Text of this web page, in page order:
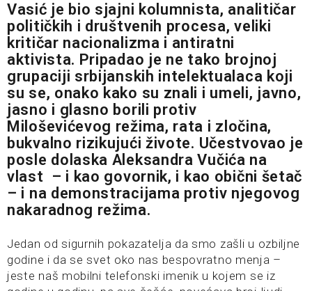
Vasić je bio sjajni kolumnista, analitičar
političkih i društvenih procesa, veliki
kritičar nacionalizma i antiratni
aktivista. Pripadao je ne tako brojnoj
grupaciji srbijanskih intelektualaca koji
su se, onako kako su znali i umeli, javno,
jasno i glasno borili protiv
Miloševićevog režima, rata i zločina,
bukvalno rizikujući živote. Učestvovao je
posle dolaska Aleksandra Vučića na
vlast – i kao govornik, i kao obični šetač
– i na demonstracijama protiv njegovog
nakaradnog režima.
Jedan od sigurnih pokazatelja da smo zašli u ozbiljne
godine i da se svet oko nas bespovratno menja –
jeste naš mobilni telefonski imenik u kojem se iz